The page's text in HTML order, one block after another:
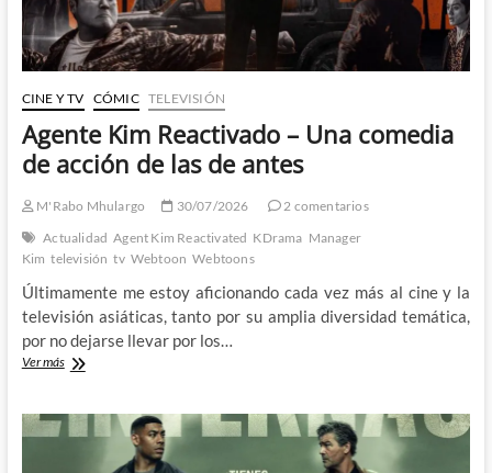
CINE Y TV CÓMIC TELEVISIÓN
Agente Kim Reactivado – Una comedia
de acción de las de antes
M'Rabo Mhulargo 30/07/2026
2 comentarios
Actualidad Agent Kim Reactivated KDrama Manager
Kim televisión tv Webtoon Webtoons
Últimamente me estoy aficionando cada vez más al cine y la
televisión asiáticas, tanto por su amplia diversidad temática,
por no dejarse llevar por los…
Ver másAgente
–
Una